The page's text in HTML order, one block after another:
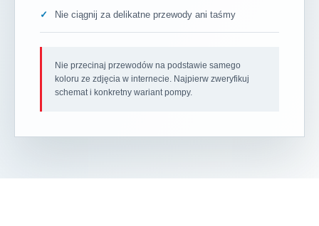
Nie ciągnij za delikatne przewody ani taśmy
Nie przecinaj przewodów na podstawie samego
koloru ze zdjęcia w internecie. Najpierw zweryfikuj
schemat i konkretny wariant pompy.